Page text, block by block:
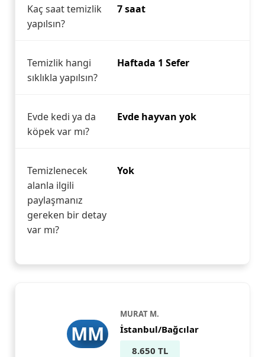
Kaç saat temizlik
yapılsın?
7 saat
Temizlik hangi
sıklıkla yapılsın?
Haftada 1 Sefer
Evde kedi ya da
köpek var mı?
Evde hayvan yok
Temizlenecek
alanla ilgili
paylaşmanız
gereken bir detay
var mı?
Yok
MM
MURAT M.
İstanbul/Bağcılar
8.650 TL